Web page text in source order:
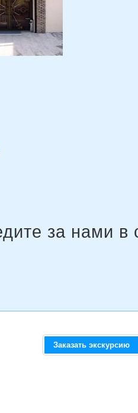
Заказать экскурсию